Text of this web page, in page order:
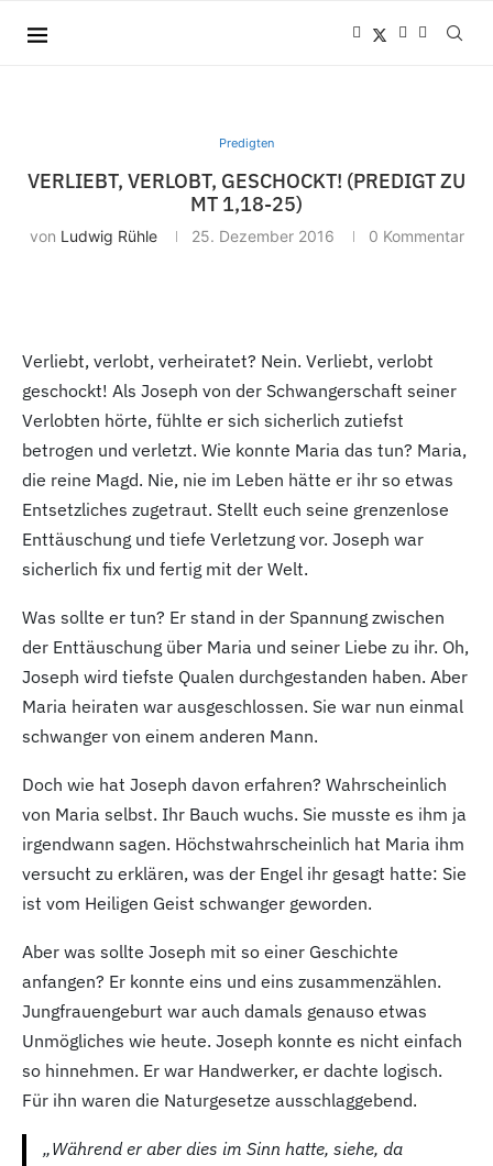
Predigten
VERLIEBT, VERLOBT, GESCHOCKT! (PREDIGT ZU
MT 1,18-25)
von Ludwig Rühle 25. Dezember 2016 0 Kommentar
Verliebt, verlobt, verheiratet? Nein. Verliebt, verlobt
geschockt! Als Joseph von der Schwangerschaft seiner
Verlobten hörte, fühlte er sich sicherlich zutiefst
betrogen und verletzt. Wie konnte Maria das tun? Maria,
die reine Magd. Nie, nie im Leben hätte er ihr so etwas
Entsetzliches zugetraut. Stellt euch seine grenzenlose
Enttäuschung und tiefe Verletzung vor. Joseph war
sicherlich fix und fertig mit der Welt.
Was sollte er tun? Er stand in der Spannung zwischen
der Enttäuschung über Maria und seiner Liebe zu ihr. Oh,
Joseph wird tiefste Qualen durchgestanden haben. Aber
Maria heiraten war ausgeschlossen. Sie war nun einmal
schwanger von einem anderen Mann.
Doch wie hat Joseph davon erfahren? Wahrscheinlich
von Maria selbst. Ihr Bauch wuchs. Sie musste es ihm ja
irgendwann sagen. Höchstwahrscheinlich hat Maria ihm
versucht zu erklären, was der Engel ihr gesagt hatte: Sie
ist vom Heiligen Geist schwanger geworden.
Aber was sollte Joseph mit so einer Geschichte
anfangen? Er konnte eins und eins zusammenzählen.
Jungfrauengeburt war auch damals genauso etwas
Unmögliches wie heute. Joseph konnte es nicht einfach
so hinnehmen. Er war Handwerker, er dachte logisch.
Für ihn waren die Naturgesetze ausschlaggebend.
„Während er aber dies im Sinn hatte, siehe, da